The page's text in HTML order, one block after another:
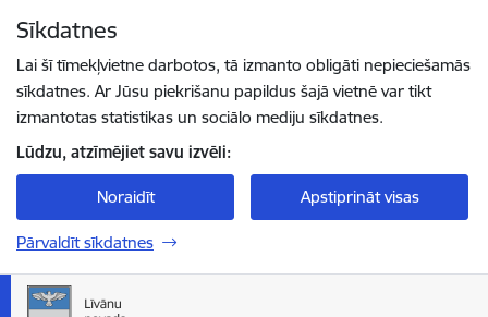
Sīkdatnes
Lai šī tīmekļvietne darbotos, tā izmanto obligāti nepieciešamās
sīkdatnes. Ar Jūsu piekrišanu papildus šajā vietnē var tikt
izmantotas statistikas un sociālo mediju sīkdatnes.
Lūdzu, atzīmējiet savu izvēli:
Noraidīt Apstiprināt visas
Pārvaldīt sīkdatnes